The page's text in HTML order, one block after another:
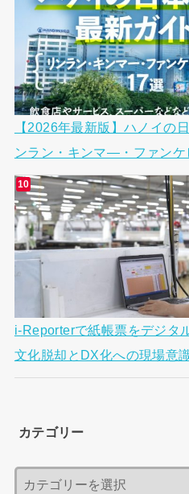
【2026年最新版】ハノイの
ンラン・キンマ―・ファンケ
i-Reporterで紙帳票をデジタ
文化脱却とDX化への現場意
カテゴリー